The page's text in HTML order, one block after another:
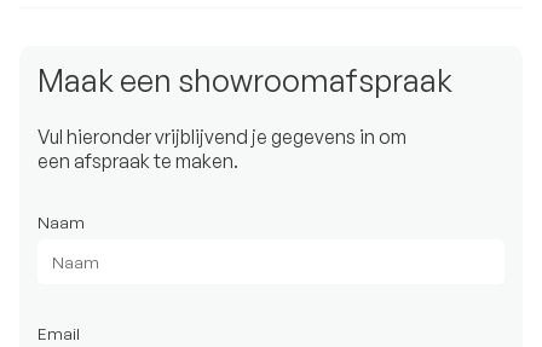
Maak een showroomafspraak
Vul hieronder vrijblijvend je gegevens in om
een afspraak te maken.
Naam
Email